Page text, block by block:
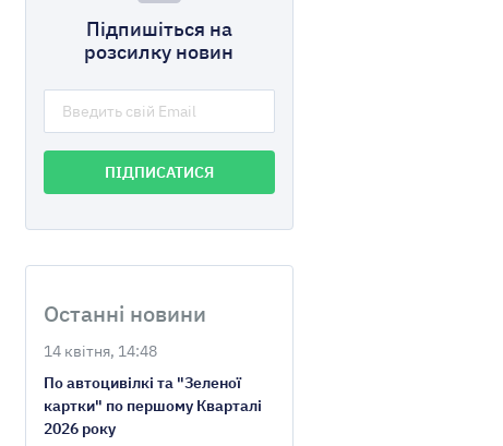
Підпишіться на
розсилку новин
Останні новини
14 квітня, 14:48
По автоцивілкі та "Зеленої
картки" по першому Кварталі
2026 року